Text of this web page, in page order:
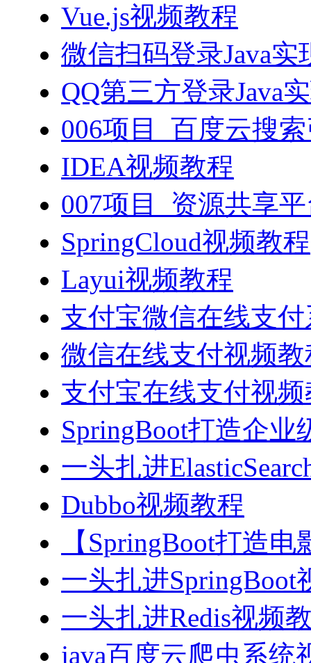
Vue.js视频教程
微信扫码登录Java实
QQ第三方登录Java
006项目_百度云搜
IDEA视频教程
007项目_资源共享
SpringCloud视频教程
Layui视频教程
支付宝微信在线支
微信在线支付视频教
支付宝在线支付视
SpringBoot打造企业
一头扎进
Dubbo视频教程
【SpringBoot打造
一头扎进SpringBoot
一头扎进Redis视频
java百度云爬虫系统